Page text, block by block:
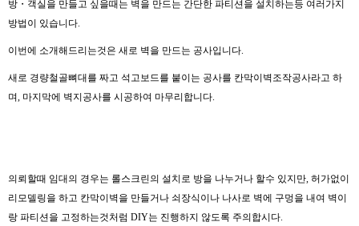
방・객실을 만들고 싶을때는 벽을 만드는 간단한 파티션을 설치하는등 여러가지
방법이 있습니다.
이번에 소개해드리는것은 새로 벽을 만드는 공사입니다.
새로 경량철골뼈대를 짜고 석고보드를 붙이는 공사를 칸막이벽조작공사라고 하
며, 마지막에 벽지공사를 시공하여 마무리합니다.
의뢰할때 임대의 경우는 롤스크린의 설치로 방을 나누거나 할수 있지만, 허가없이
리모델링을 하고 칸막이벽을 만들거나 쇠장식이나 나사로 벽에 구멍을 내여 벽이
랑 파티션을 고정하는것처럼 DIY는 진행하지 않도록 주의합시다.